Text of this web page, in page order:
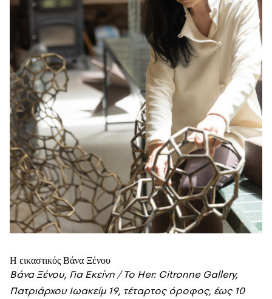
Η εικαστικός Βάνα Ξένου
Βάνα Ξένου, Για Εκείνη / To Her: Citronne Gallery,
Πατριάρχου Ιωακείμ 19, τέταρτος όροφος, έως 10